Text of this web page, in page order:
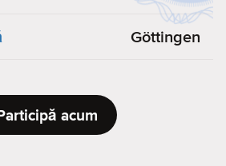
Göttingen
acum